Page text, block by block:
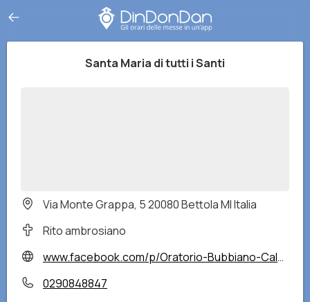
Santa Maria di tutti i Santi
Via Monte Grappa, 5 20080 Bettola MI Italia
Rito ambrosiano
www.facebook.com/p/Oratorio-Bubbiano-Calvignasco-100064275086656/?locale=it_IT
0290848847